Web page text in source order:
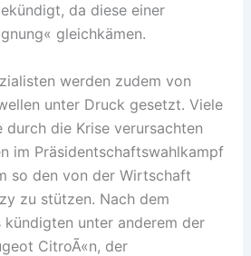
da diese einer
gleichkämen.
werden zudem von
unter Druck gesetzt. Viele
durch die Krise verursachten
im Präsidentschaftswahlkampf
so den von der Wirtschaft
zu stützen. Nach dem
kündigten unter anderem der
CitroÃ«n, der